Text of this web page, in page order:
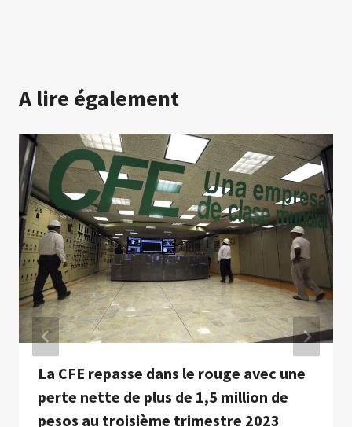
A lire également
La CFE repasse dans le rouge avec une
perte nette de plus de 1,5 million de
pesos au troisième trimestre 2023